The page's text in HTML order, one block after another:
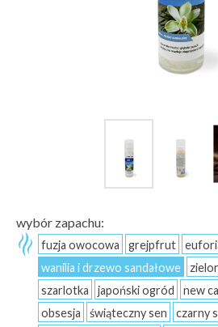
wybór zapachu:
fuzja owocowa grejpfrut
wanilia i drzewo sandałowe
szarlotka
japoński ogród new
obsesja
świąteczny sen
czarny